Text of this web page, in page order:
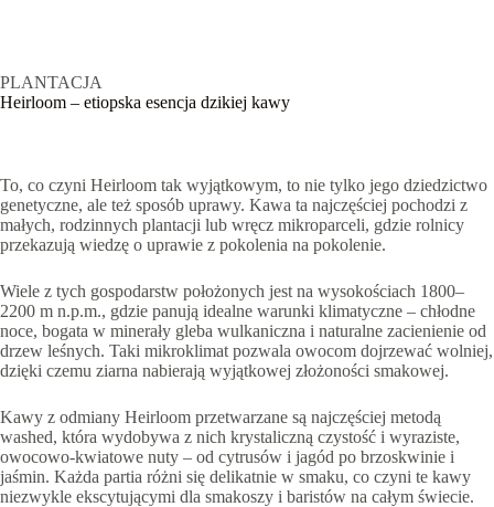
PLANTACJA
Heirloom – etiopska esencja dzikiej kawy
To, co czyni Heirloom tak wyjątkowym, to nie tylko jego dziedzictwo
genetyczne, ale też sposób uprawy. Kawa ta najczęściej pochodzi z
małych, rodzinnych plantacji lub wręcz mikroparceli, gdzie rolnicy
przekazują wiedzę o uprawie z pokolenia na pokolenie.
Wiele z tych gospodarstw położonych jest na wysokościach 1800–
2200 m n.p.m., gdzie panują idealne warunki klimatyczne – chłodne
noce, bogata w minerały gleba wulkaniczna i naturalne zacienienie od
drzew leśnych. Taki mikroklimat pozwala owocom dojrzewać wolniej,
dzięki czemu ziarna nabierają wyjątkowej złożoności smakowej.
Kawy z odmiany Heirloom przetwarzane są najczęściej metodą
washed, która wydobywa z nich krystaliczną czystość i wyraziste,
owocowo-kwiatowe nuty – od cytrusów i jagód po brzoskwinie i
jaśmin. Każda partia różni się delikatnie w smaku, co czyni te kawy
niezwykle ekscytującymi dla smakoszy i baristów na całym świecie.